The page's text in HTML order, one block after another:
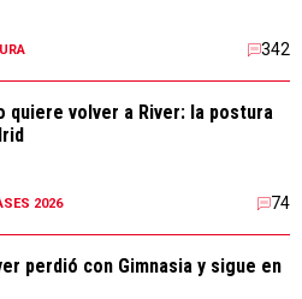
342
quiere volver a River: la postura
2026 74
perdió con Gimnasia y sigue en